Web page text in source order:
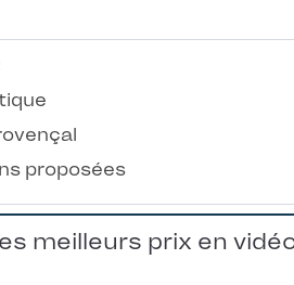
proposées
meilleurs prix en